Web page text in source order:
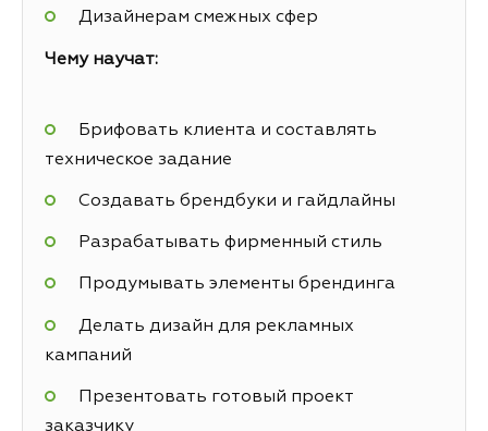
Дизайнерам смежных сфер
Чему научат:
Брифовать клиента и составлять
техническое задание
Создавать брендбуки и гайдлайны
Разрабатывать фирменный стиль
Продумывать элементы брендинга
Делать дизайн для рекламных
кампаний
Презентовать готовый проект
заказчику